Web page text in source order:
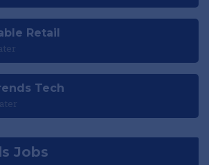
Retail
Tech
Jobs